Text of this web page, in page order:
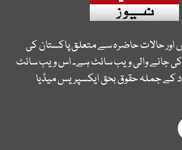
اور حالات حاضرہ سے متعلق پاکستان کی
جانے والی ویب سائٹ ہے۔ اس ویب سائٹ
کے جملہ حقوق بحق ایکسپریس میڈیا